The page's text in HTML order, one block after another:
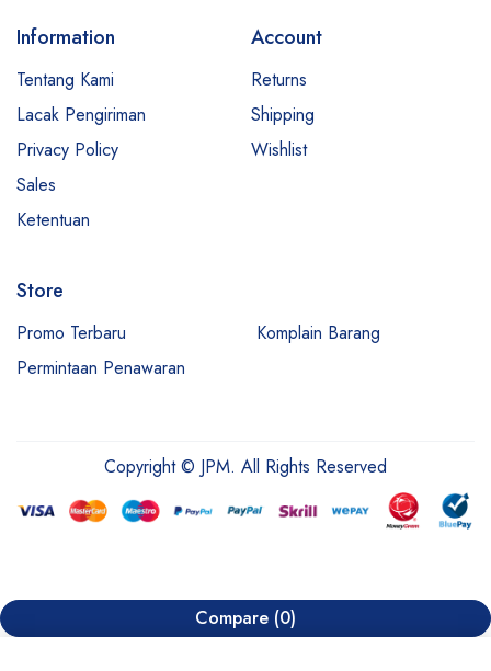
Information
Tentang Kami
Lacak Pengiriman
Privacy Policy
Sales
Ketentuan
Account
Returns
Shipping
Wishlist
Store
Promo Terbaru
Komplain Barang
Permintaan Penawaran
Copyright © JPM. All Rights Reserved
Compare (0)